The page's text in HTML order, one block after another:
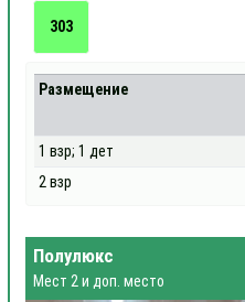
303
Размещение
1 взр; 1 дет
2 взр
Полулюкс
Мест 2 и доп. место